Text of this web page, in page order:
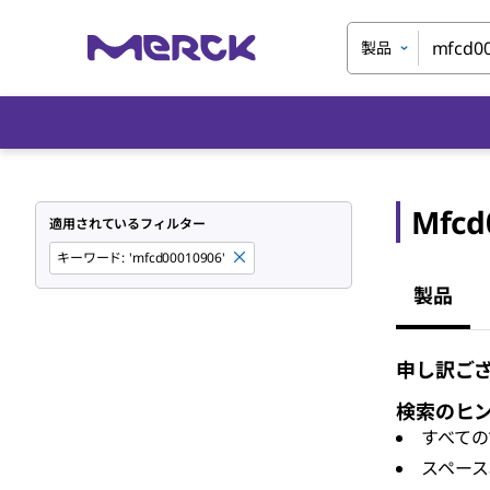
製品
適用されているフィルター
キーワード: 'mfcd00010906'
製品
申し訳ご
検索のヒ
すべて
スペー